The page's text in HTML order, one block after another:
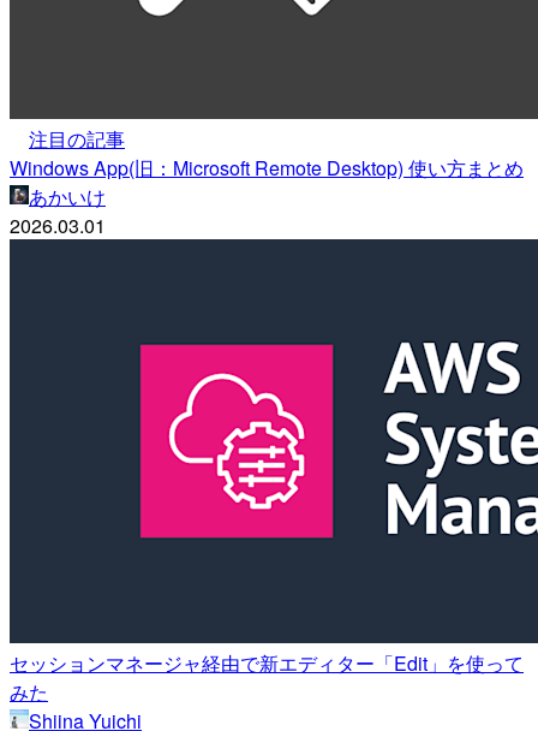
注目の記事
Windows App(旧：Microsoft Remote Desktop) 使い方まとめ
あかいけ
2026.03.01
セッションマネージャ経由で新エディター「Edit」を使って
みた
Shiina Yuichi